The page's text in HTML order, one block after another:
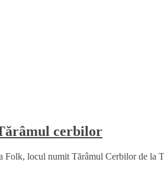
cerbilor
Folk, locul numit Tărâmul Cerbilor de